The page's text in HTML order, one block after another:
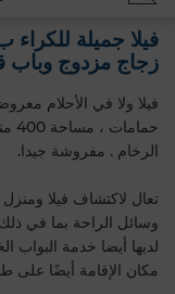
زجاج مزدوج وباب
الرخام . مفروشة جيدا.
وسائل الراحة بما في
لديها أيضا خدمة البواب
مكان الإقامة أيضًا على